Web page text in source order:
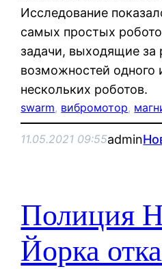
Исследование
самых простых
задачи, выходящие за
возможностей одного
нескольких роботов.
swarm, вибромотор,
11.05.2021 09:55admin
Полиция
Йорка